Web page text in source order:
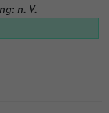
n. V.